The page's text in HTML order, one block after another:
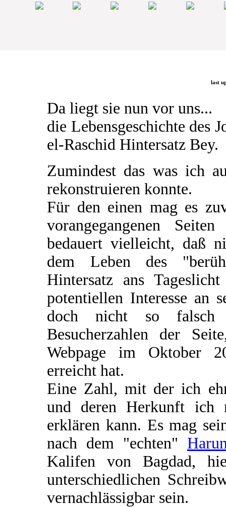
last
Da liegt sie nun vor uns...
die Lebensgeschichte des
el-Raschid Hintersatz Bey.
Zumindest das was ich
rekonstruieren konnte.
Für den einen mag es
vorangegangenen
bedauert vielleicht, daß
dem Leben des
Hintersatz ans
potentiellen Interesse an
doch nicht so falsch
Besucherzahlen der
Webpage im Oktober
erreicht hat.
Eine Zahl, mit der ich
und deren Herkunft
erklären kann. Es mag
nach dem "echten"
Kalifen von Bagdad,
unterschiedlichen
vernachlässigbar sein.